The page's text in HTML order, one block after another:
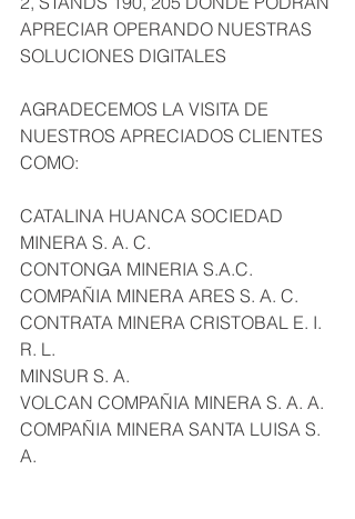
APRECIAR OPERANDO NUESTRAS
SOLUCIONES DIGITALES
AGRADECEMOS LA VISITA DE
NUESTROS APRECIADOS CLIENTES
COMO:
CATALINA HUANCA SOCIEDAD
MINERA S. A. C.
CONTONGA MINERIA S.A.C.
COMPAÑIA MINERA ARES S. A. C.
CONTRATA MINERA CRISTOBAL E. I.
R. L.
MINSUR S. A.
VOLCAN COMPAÑIA MINERA S. A. A.
COMPAÑIA MINERA SANTA LUISA S.
A.